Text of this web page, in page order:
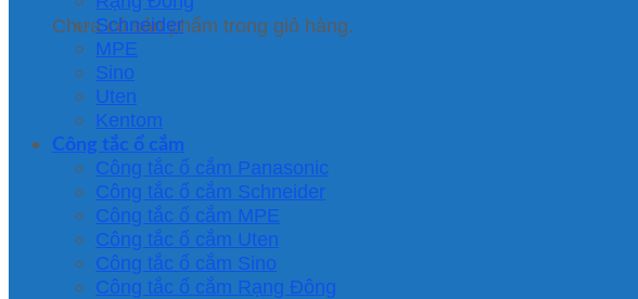
Chưa có sản phẩm trong giỏ hàng.
Schneider
MPE
Sino
Uten
Kentom
Công tắc ổ cắm
Công tắc ổ cắm Panasonic
Công tắc ổ cắm Schneider
Công tắc ổ cắm MPE
Công tắc ổ cắm Uten
Công tắc ổ cắm Sino
Công tắc ổ cắm Rạng Đông